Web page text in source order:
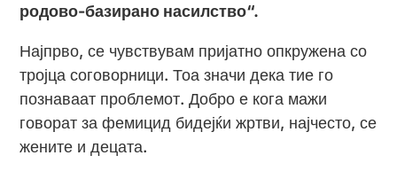
родово-базирано насилство“.
Најпрво, се чувствувам пријатно опкружена со
тројца соговорници. Тоа значи дека тие го
познаваат проблемот. Добро е кога мажи
говорат за фемицид бидејќи жртви, најчесто, се
жените и децата.